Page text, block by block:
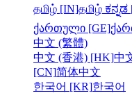
தமிழ் [IN]தமிழ் ಕನ್ನಡ
ქართული [GE]
中文 (繁體)
中文 (香港) [HK]中
[CN]简体中文
한국어 [KR]한국어